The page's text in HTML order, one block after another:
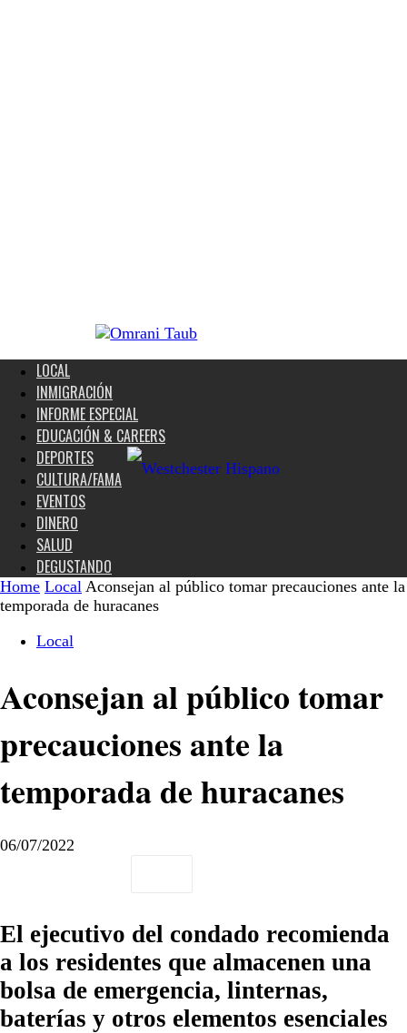
LOCAL
INMIGRACIÓN
INFORME ESPECIAL
EDUCACIÓN & CAREERS
DEPORTES
CULTURA/FAMA
EVENTOS
DINERO
SALUD
DEGUSTANDO
Home Local Aconsejan al público tomar precauciones ante la
temporada de huracanes
Local
Aconsejan al público tomar
precauciones ante la
temporada de huracanes
06/07/2022
El ejecutivo del condado recomienda
a los residentes que almacenen una
bolsa de emergencia, linternas,
baterías y otros elementos esenciales